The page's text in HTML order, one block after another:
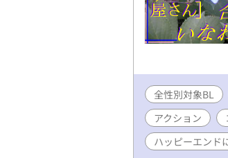
全性別対象BL
アクション
ハッピーエンド